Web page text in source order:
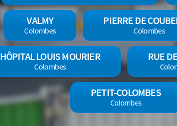
VALMY
Colombes
PIERRE DE
Colombes
HÔPITAL LOUIS MOURIER
Colombes
RUE
PETIT-COLOMBES
Colombes